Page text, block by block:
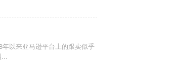
以来亚马逊平台上的跟卖似乎
...